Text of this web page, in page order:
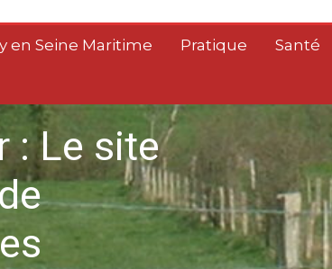
en Seine Maritime Pratique Santé
: Le site